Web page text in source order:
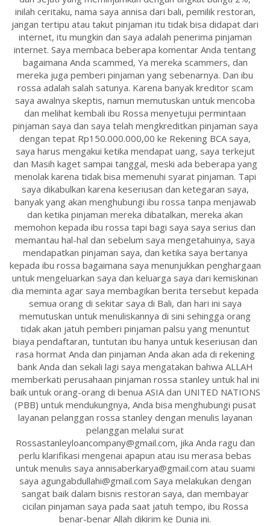
inilah ceritaku, nama saya annisa dari bali, pemilik restoran,
jangan tertipu atau takut pinjaman itu tidak bisa didapat dari
internet, itu mungkin dan saya adalah penerima pinjaman
internet. Saya membaca beberapa komentar Anda tentang
bagaimana Anda scammed, Ya mereka scammers, dan
mereka juga pemberi pinjaman yang sebenarnya. Dan ibu
rossa adalah salah satunya. Karena banyak kreditor scam
saya awalnya skeptis, namun memutuskan untuk mencoba
dan melihat kembali ibu Rossa menyetujui permintaan
pinjaman saya dan saya telah mengkreditkan pinjaman saya
dengan tepat Rp150.000.000,00 ke Rekening BCA saya,
saya harus mengakui ketika mendapat uang, saya terkejut
dan Masih kaget sampai tanggal, meski ada beberapa yang
menolak karena tidak bisa memenuhi syarat pinjaman. Tapi
saya dikabulkan karena keseriusan dan ketegaran saya,
banyak yang akan menghubungi ibu rossa tanpa menjawab
dan ketika pinjaman mereka dibatalkan, mereka akan
memohon kepada ibu rossa tapi bagi saya saya serius dan
memantau hal-hal dan sebelum saya mengetahuinya, saya
mendapatkan pinjaman saya, dan ketika saya bertanya
kepada ibu rossa bagaimana saya menunjukkan penghargaan
untuk mengeluarkan saya dan keluarga saya dari kemiskinan
dia meminta agar saya membagikan berita tersebut kepada
semua orang di sekitar saya di Bali, dan hari ini saya
memutuskan untuk menuliskannya di sini sehingga orang
tidak akan jatuh pemberi pinjaman palsu yang menuntut
biaya pendaftaran, tuntutan ibu hanya untuk keseriusan dan
rasa hormat Anda dan pinjaman Anda akan ada di rekening
bank Anda dan sekali lagi saya mengatakan bahwa ALLAH
memberkati perusahaan pinjaman rossa stanley untuk hal ini
baik untuk orang-orang di benua ASIA dan UNITED NATIONS
(PBB) untuk mendukungnya, Anda bisa menghubungi pusat
layanan pelanggan rossa stanley dengan menulis layanan
pelanggan melalui surat
Rossastanleyloancompany@gmail.com, jika Anda ragu dan
perlu klarifikasi mengenai apapun atau isu merasa bebas
untuk menulis saya annisaberkarya@gmail.com atau suami
saya agungabdullahi@gmail.com Saya melakukan dengan
sangat baik dalam bisnis restoran saya, dan membayar
cicilan pinjaman saya pada saat jatuh tempo, ibu Rossa
benar-benar Allah dikirim ke Dunia ini.